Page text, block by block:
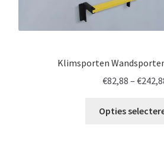
Klimsporten
€82,88 – €
Opties